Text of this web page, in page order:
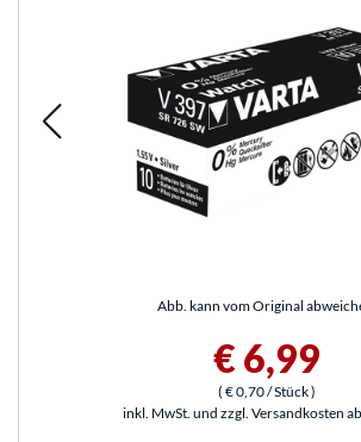
Abb. kann vom Original
€ 6,99
( € 0,70/ Stück)
inkl. MwSt. und zzgl. Versandkosten ab